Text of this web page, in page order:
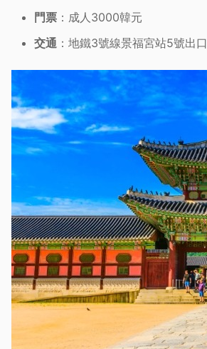
門票 ：成人3000韓元
交通 ：地鐵3號線景福宮站5號出口